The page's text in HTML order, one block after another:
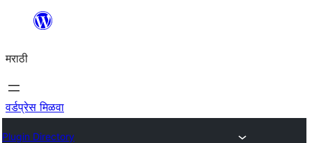
सामुग्रीवर
मराठी
वर्डप्रेस मिळवा
Plugin Directory